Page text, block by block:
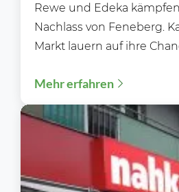
Rewe und Edeka
Nachlass von Feneberg.
Markt lauern auf ihre
Allgäu...
Mehr erfahren